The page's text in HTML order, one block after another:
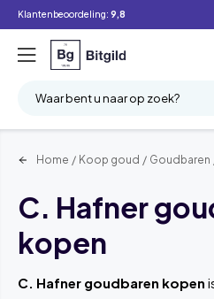
Klantenbeoordeling: 9,8
Waar bent u naar op zoek?
Filter
Home / Koop goud / Goudbaren
C. Hafner
kopen
C. Hafner goudbaren kopen